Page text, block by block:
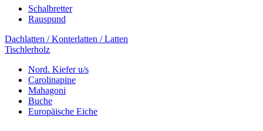
Schalbretter
Rauspund
Dachlatten / Konterlatten / Latten
Tischlerholz
Nord. Kiefer u/s
Carolinapine
Mahagoni
Buche
Europäische Eiche